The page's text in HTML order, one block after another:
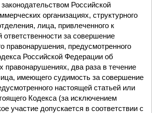
Российской
организациях, структурного
лица, привлеченного к
ответственности за совершение
правонарушения, предусмотренного
Российской Федерации об
правонарушениях, два раза в течение
имеющего судимость за совершение
настоящей статьей или
Кодекса (за исключением
участие допускается в соответствии с